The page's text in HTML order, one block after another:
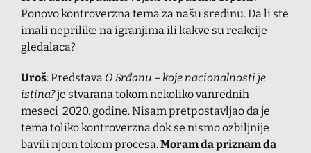
Ponovo kontroverzna tema za našu sredinu. Da li ste
imali neprilike na igranjima ili kakve su reakcije
gledalaca?
Uroš: Predstava O Srđanu – koje nacionalnosti je
istina?je stvarana tokom nekoliko vanrednih
meseci 2020. godine. Nisam pretpostavljao da je
tema toliko kontroverzna dok se nismo ozbiljnije
bavili njom tokom procesa.Moram da priznam da